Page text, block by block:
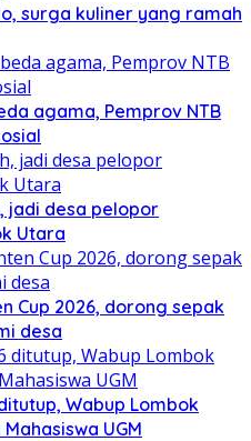
surga kuliner yang ramah
agama, Pemprov NTB
jadi desa pelopor
Utara
Cup 2026, dorong sepak
desa
Wabup Lombok
UGM